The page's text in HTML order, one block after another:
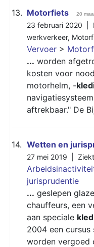
13. Motorfiets 20
23 februari 2020 |
werkverkeer,
Vervoer >
... worden
kosten voor
motorhelm, -
aftrekbaar." De
14. Wetten en
27 mei 2019 |
jurisprudentie
... geslepen
chauffeurs, een
aan speciale
2004 een
worden vergoed